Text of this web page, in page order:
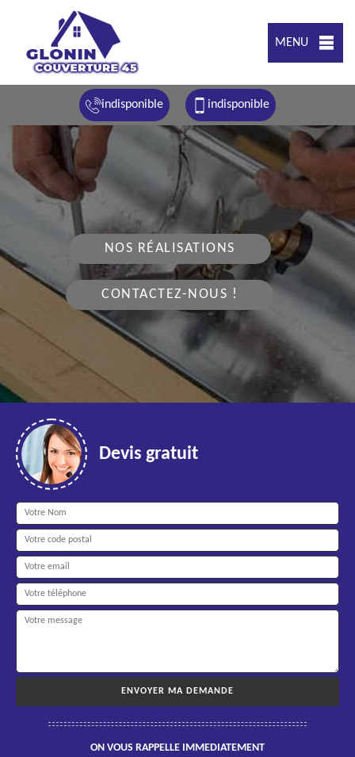
MENU
indisponible indisponible
NOS RÉALISATIONS
CONTACTEZ-NOUS !
Devis gratuit
ON VOUS RAPPELLE IMMEDIATEMENT